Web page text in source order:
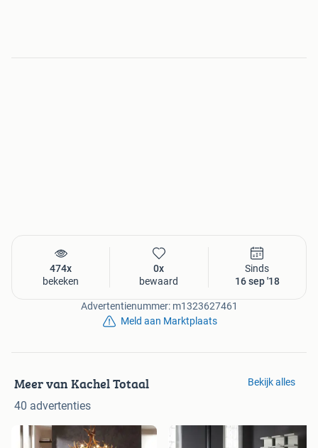
474x
bekeken
0x
bewaard
Sinds
16 sep '18
Advertentienummer: m1323627461
Meld aan Marktplaats
Meer van Kachel Totaal
40 advertenties
Bekijk alles